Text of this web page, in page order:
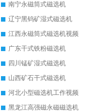
南宁永磁筒式磁选机
辽宁黑钨矿湿式磁选机
江西永磁筒式磁选机视频
广东干式铁粉磁选机
四川锰矿湿式磁选机
山西矿石干式磁选机
河北小型磁选机工作视频
黑龙江高强磁永磁磁选机